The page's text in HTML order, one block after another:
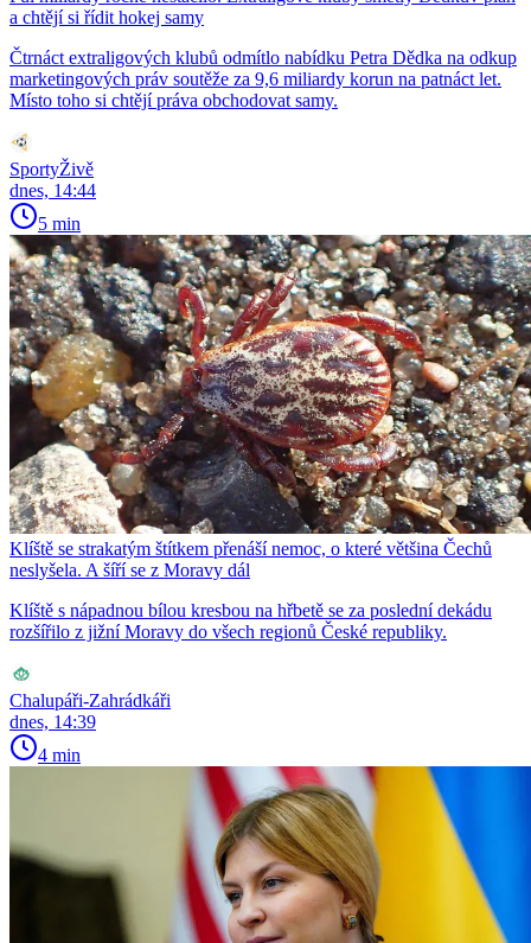
a chtějí si řídit hokej samy
Čtrnáct extraligových klubů odmítlo nabídku Petra Dědka na odkup
marketingových práv soutěže za 9,6 miliardy korun na patnáct let.
Místo toho si chtějí práva obchodovat samy.
SportyŽivě
dnes, 14:44
5 min
Klíště se strakatým štítkem přenáší nemoc, o které většina Čechů
neslyšela. A šíří se z Moravy dál
Klíště s nápadnou bílou kresbou na hřbetě se za poslední dekádu
rozšířilo z jižní Moravy do všech regionů České republiky.
Chalupáři-Zahrádkáři
dnes, 14:39
4 min